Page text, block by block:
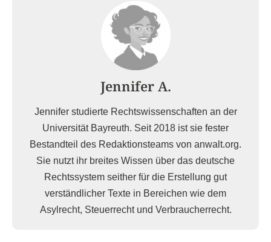
Jennifer A.
Jennifer studierte Rechtswissenschaften an der
Universität Bayreuth. Seit 2018 ist sie fester
Bestandteil des Redaktionsteams von anwalt.org.
Sie nutzt ihr breites Wissen über das deutsche
Rechtssystem seither für die Erstellung gut
verständlicher Texte in Bereichen wie dem
Asylrecht, Steuerrecht und Verbraucherrecht.